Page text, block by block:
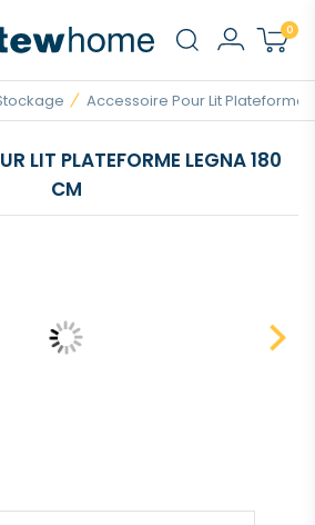
0
Accessoire Pour Lit Plateforme...
LIT PLATEFORME LEGNA 180
CM